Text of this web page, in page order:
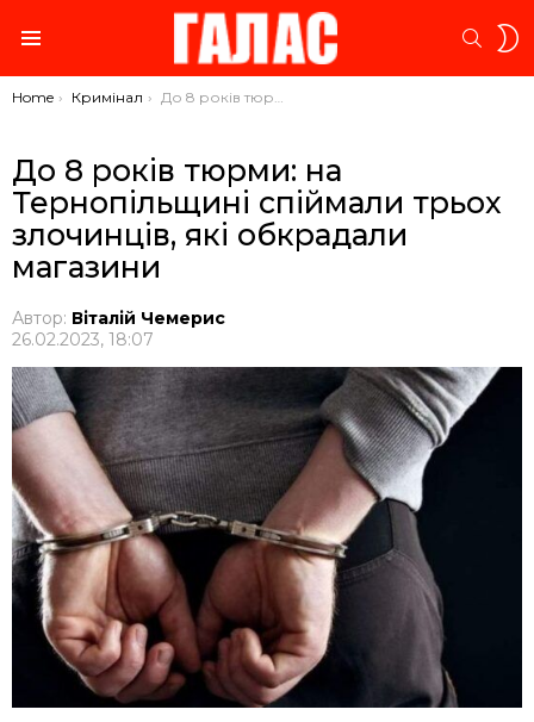
You are here:
Home Кримінал До 8 років тюрми: на Тернопільщині спіймали трьох злочинців, які обкрадали магазини
До 8 років тюрми: на
Тернопільщині спіймали трьох
злочинців, які обкрадали
магазини
Автор: Віталій Чемерис
26.02.2023, 18:07